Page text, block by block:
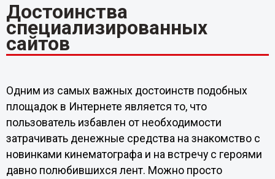
Достоинства
специализированных
сайтов
Одним из самых важных достоинств подобных
площадок в Интернете является то, что
пользователь избавлен от необходимости
затрачивать денежные средства на знакомство с
новинками кинематографа и на встречу с героями
давно полюбившихся лент. Можно просто